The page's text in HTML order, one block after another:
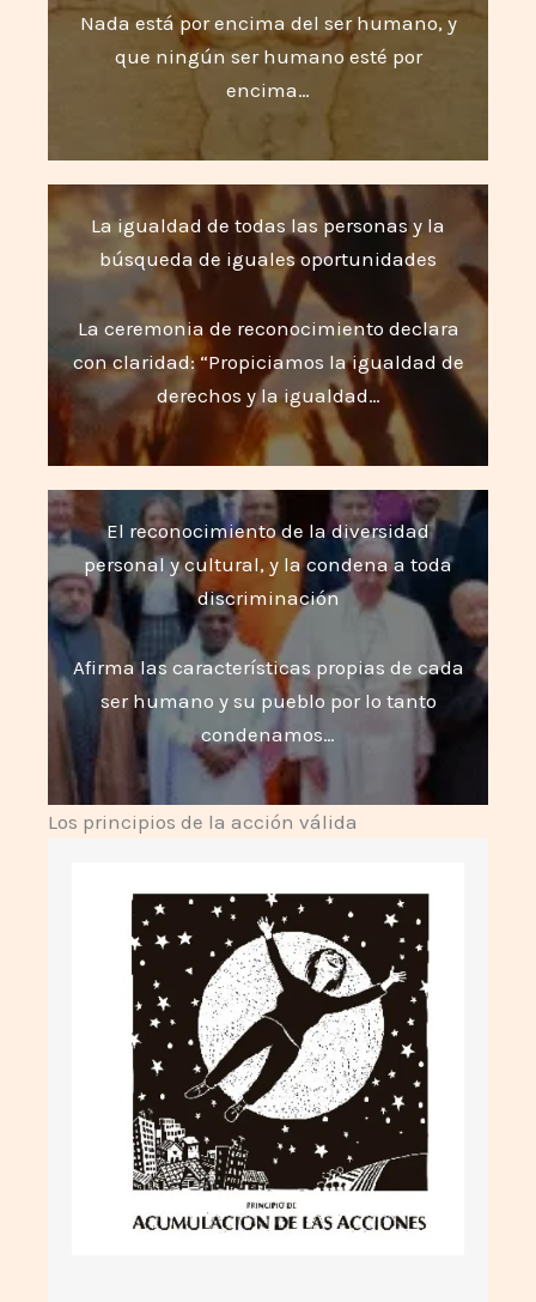
Nada está por encima del ser humano, y
que ningún ser humano esté por
encima…
La igualdad de todas las personas y la
búsqueda de iguales oportunidades
La ceremonia de reconocimiento declara
con claridad: “Propiciamos la igualdad de
derechos y la igualdad…
El reconocimiento de la diversidad
personal y cultural, y la condena a toda
discriminación
Afirma las características propias de cada
ser humano y su pueblo por lo tanto
condenamos…
Los principios de la acción válida